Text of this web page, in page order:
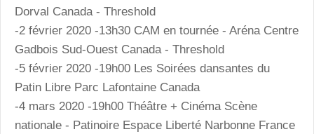
Dorval Canada - Threshold
-2 février 2020 -13h30 CAM en tournée - Aréna Centre
Gadbois Sud-Ouest Canada - Threshold
-5 février 2020 -19h00 Les Soirées dansantes du
Patin Libre Parc Lafontaine Canada
-4 mars 2020 -19h00 Théâtre + Cinéma Scène
nationale - Patinoire Espace Liberté Narbonne France